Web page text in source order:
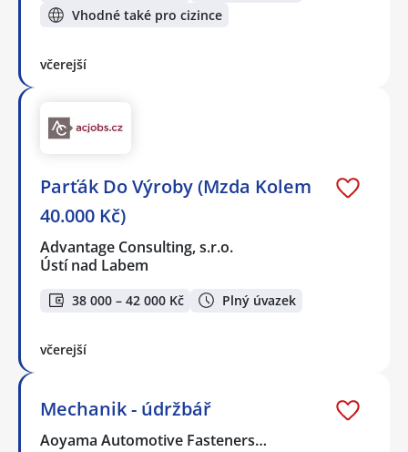
Vhodné také pro cizince
včerejší
Parťák Do Výroby (Mzda Kolem
40.000 Kč)
Advantage Consulting, s.r.o.
Ústí nad Labem
38 000 – 42 000 Kč Plný úvazek
včerejší
Mechanik - údržbář
Aoyama Automotive Fasteners…